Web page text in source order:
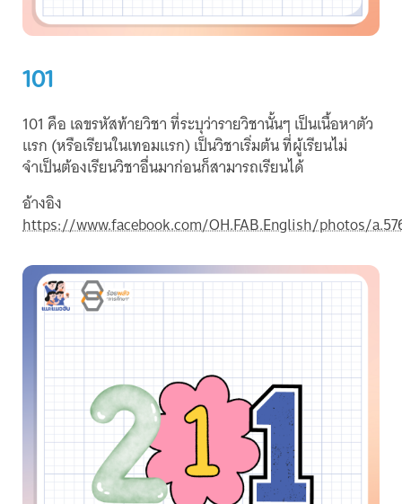
101
101 คือ เลขรหัสท้ายวิชา ที่ระบุว่ารายวิชานั้นๆ เป็นเนื้อหาตัว
แรก (หรือเรียนในเทอมแรก) เป็นวิชาเริ่มต้น ที่ผู้เรียนไม่
จำเป็นต้องเรียนวิชาอื่นมาก่อนก็สามารถเรียนได้
อ้างอิง
https://www.facebook.com/OH.FAB.English/photos/